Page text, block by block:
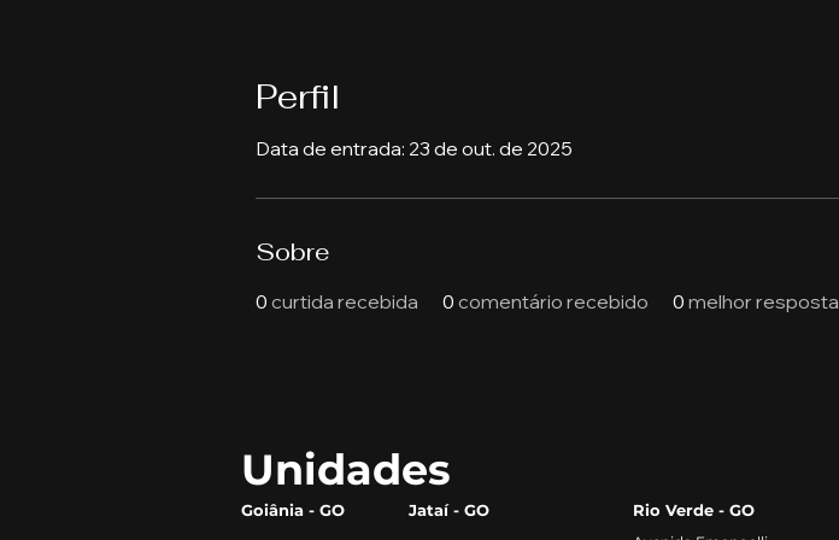
Perfil
Data de entrada: 23 de out. de 2025
Sobre
0 curtida recebida 0 comentário recebido 0 melhor resposta
Unidades
Goiânia - GO Jataí - GO Rio Verde - GO